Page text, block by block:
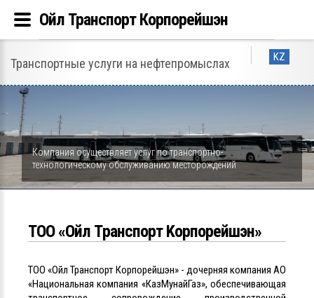
KZ
Транспортные услуги на нефтепромыслах
Компания осуществляет услуг по транспортно-
технологическому обслуживанию месторождений
ТОО «Ойл Tранспорт Kорпорейшэн»
ТОО «Ойл Транспорт Корпорейшэн» - дочерняя компания АО
«Национальная компания «КазМунайГаз», обеспечивающая
Ойл Транспорт Корпорейшэн